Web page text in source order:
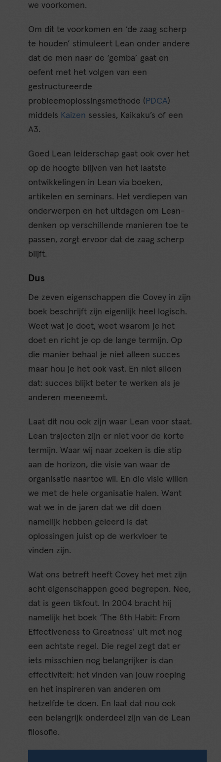
we voorkomen.
Om dit te voorkomen en ‘de zaag scherp
te houden’ stimuleert Lean onder andere
dat de men naar de ‘gemba’ gaat en
oefent met het volgen van een
gestructureerde
probleemoplossingsmethode ( PDCA)
middels Kaizen sessies, Kaikaku’s of een
A3.
Goed Lean leiderschap gaat ook over het
op de hoogte blijven van het laatste
ontwikkelingen in Lean via boeken,
artikelen en seminars. Het verdiepen van
onderwerpen en het uitdagen om Lean-
denken op verschillende manieren toe te
passen, zorgt ervoor dat de zaag scherp
blijft.
Dus
De zeven eigenschappen die Covey in zijn
boek beschrijft zijn eigenlijk heel logisch.
Weet wat je doet, weet waarom je het
doet en richt je op de lange termijn. Op
die manier behaal je niet alleen succes
maar hou je het ook vast. En niet alleen
dat: succes blijkt beter te werken als je
anderen meeneemt.
Laat dit nou ook zijn waar Lean voor staat.
Lean trajecten zijn er niet voor de korte
termijn. Waar wij naar zoeken is die stip
aan de horizon, die visie van waar de
organisatie naartoe wil. En die visie willen
we met de hele organisatie halen. Want
wat we in de jaren dat we dit doen
namelijk hebben geleerd is dat
oplossingen juist op de werkvloer te
vinden zijn.
Wat ons betreft heeft Covey het met zijn
acht eigenschappen goed begrepen. Nee,
dat is geen tikfout. In 2004 bracht hij
namelijk het boek ‘The 8th Habit: From
Effectiveness to Greatness’ uit met nog
een achtste regel. Die regel zegt dat er
iets misschien nog belangrijker is dan
effectiviteit: het vinden van jouw roeping
en het inspireren van anderen om
hetzelfde te doen. En laat dat nou ook
een belangrijk onderdeel zijn van de Lean
filosofie.